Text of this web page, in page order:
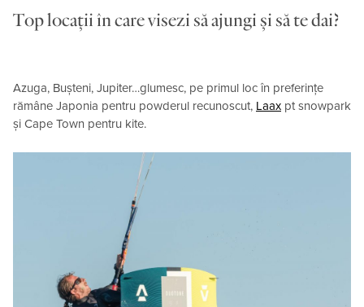
Top locații în care visezi să ajungi și să te dai?
Azuga, Bușteni, Jupiter…glumesc, pe primul loc în preferințe
rămâne Japonia pentru powderul recunoscut, Laax pt snowpark
și Cape Town pentru kite.